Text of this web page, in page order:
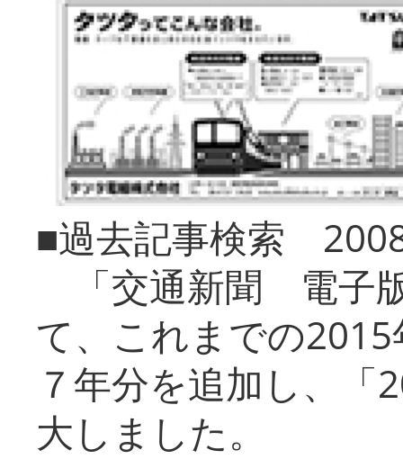
■過去記事検索
「交通新聞 電子
て、これまでの
７年分を追加し、「
大しまし